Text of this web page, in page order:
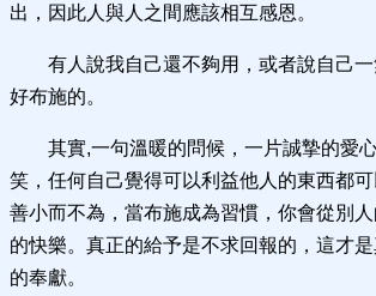
出，因此人與人之間應該相互感恩。
有人說我自己還不夠用，或者說自己
好布施的。
其實,一句溫暖的問候，一片誠摯的愛
笑，任何自己覺得可以利益他人的東西都
善小而不為，當布施成為習慣，你會從別
的快樂。真正的給予是不求回報的，這才
的奉獻。